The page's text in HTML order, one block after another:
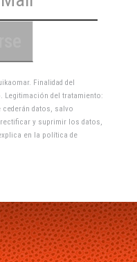
Finalidad del
del tratamiento:
datos, salvo
y suprimir los datos,
en la política de